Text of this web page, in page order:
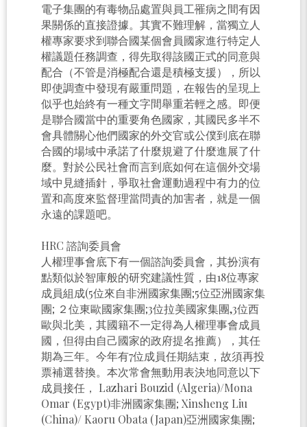
電子集團的有毒物品處置與員工罹病之間有因
果關係的直接證據。其實不難理解，當獨立人
權專家要求到聯合國某個會員國家進行特定人
權議題任務調查，得先取得該國正式的同意與
配合（不管是消極配合還是積極支援），所以
即使調查中發現有嚴重問題，在報告的呈現上
似乎也始終有一種文字間舉重若輕之感。即便
是聯合國當中的重要角色國家，其國民多半不
會具體關心他們國家的外交官或公僕到底在聯
合國的場域中承諾了什麼規避了什麼進展了什
麼。對於公民社會而言到底如何在這個外交場
域中見縫插針，爭取社會運動過程中有力的位
置和高度來監督理當問責的加害者，就是一個
永遠的課題吧。
HRC 諮詢委員會
人權理事會底下有一個諮詢委員會，其扮演有
點類似於智庫般的研究建議性質，由18位專家
成員組成(5位來自非洲國家集團;5位亞洲國家集
團; ２位東歐國家集團;3位拉美國家集團,3位西
歐與北美，其國籍不一定得為人權理事會成員
國，但得由自己國家的政府提名推薦），其任
期為三年。今年有7位成員任期結束，故須再投
票補選替換。本次常會無動用表決地同意以下
成員接任， Lazhari Bouzid (Algeria)/Mona
Omar (Egypt)非洲國家集團; Xinsheng Liu
(China)/ Kaoru Obata (Japan)亞洲國家集團;